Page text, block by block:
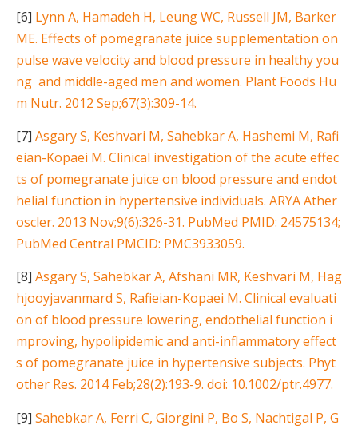
[6] Lynn A, Hamadeh H, Leung WC, Russell JM, Barker
ME. Effects of pomegranate juice supplementation on
pulse wave velocity and blood pressure in healthy you
ng and middle-aged men and women. Plant Foods Hu
m Nutr. 2012 Sep;67(3):309-14.
[7] Asgary S, Keshvari M, Sahebkar A, Hashemi M, Rafi
eian-Kopaei M. Clinical investigation of the acute effec
ts of pomegranate juice on blood pressure and endot
helial function in hypertensive individuals. ARYA Ather
oscler. 2013 Nov;9(6):326-31. PubMed PMID: 24575134;
PubMed Central PMCID: PMC3933059.
[8] Asgary S, Sahebkar A, Afshani MR, Keshvari M, Hag
hjooyjavanmard S, Rafieian-Kopaei M. Clinical evaluati
on of blood pressure lowering, endothelial function i
mproving, hypolipidemic and anti-inflammatory effect
s of pomegranate juice in hypertensive subjects. Phyt
other Res. 2014 Feb;28(2):193-9. doi: 10.1002/ptr.4977.
[9] Sahebkar A, Ferri C, Giorgini P, Bo S, Nachtigal P, G